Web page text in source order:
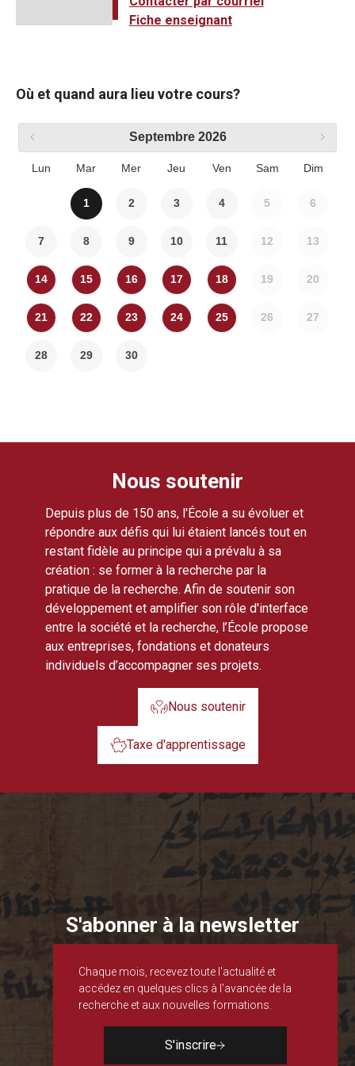
Fiche enseignant
Où et quand aura lieu votre cours?
Septembre 2026
Lun Mar Mer Jeu Ven Sam Dim
1 2 3 4 5 6
7 8 9 10 11 12 13
14 15 16 17 18 19 20
21 22 23 24 25 26 27
28 29 30
Nous soutenir
Depuis plus de 150 ans, l'École a su évoluer et
répondre aux défis qui lui étaient lancés tout en
restant fidèle au principe qui a prévalu à sa
création : se former à la recherche par la
pratique de la recherche. Afin de soutenir son
développement et amplifier son rôle d'interface
entre la société et la recherche, l’École propose
aux entreprises, fondations et donateurs
individuels d’accompagner ses projets.
Nous soutenir
Taxe d'apprentissage
S'abonner à la newsletter
Chaque mois, recevez toute l'actualité et
accédez en quelques clics à l'avancée de la
recherche et aux nouvelles formations.
S'inscrire